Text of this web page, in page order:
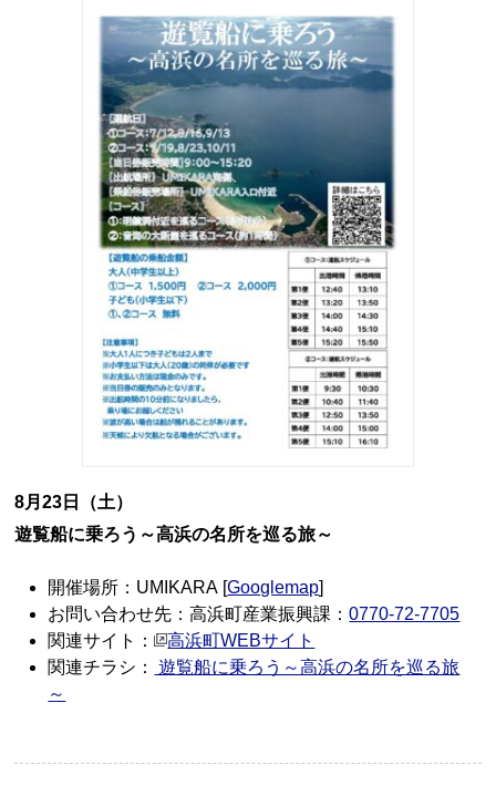
8月23日（土）
遊覧船に乗ろう～高浜の名所を巡る旅～
開催場所：UMIKARA [Googlemap]
お問い合わせ先：高浜町産業振興課：0770-72-7705
関連サイト：
高浜町WEBサイト
関連チラシ：
遊覧船に乗ろう～高浜の名所を巡る旅
～